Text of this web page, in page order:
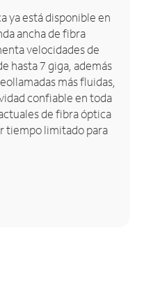
ya está disponible en
ancha de fibra
velocidades de
hasta 7 giga, además
más fluidas,
confiable en toda
de fibra óptica
tiempo limitado para